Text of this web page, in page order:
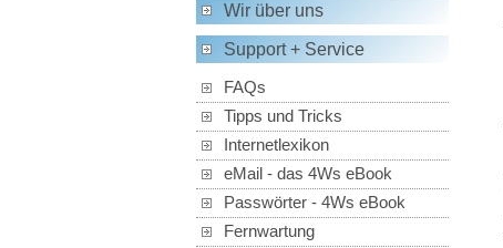
Wir über uns
Support + Service
FAQs
Tipps und Tricks
Internetlexikon
eMail - das 4Ws eBook
Passwörter - 4Ws eBook
Fernwartung